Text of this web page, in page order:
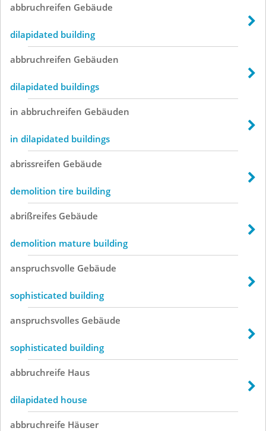
abbruchreifen Gebäude
dilapidated building
abbruchreifen Gebäuden
dilapidated buildings
in abbruchreifen Gebäuden
in dilapidated buildings
abrissreifen Gebäude
demolition tire building
abrißreifes Gebäude
demolition mature building
anspruchsvolle Gebäude
sophisticated building
anspruchsvolles Gebäude
sophisticated building
abbruchreife Haus
dilapidated house
abbruchreife Häuser